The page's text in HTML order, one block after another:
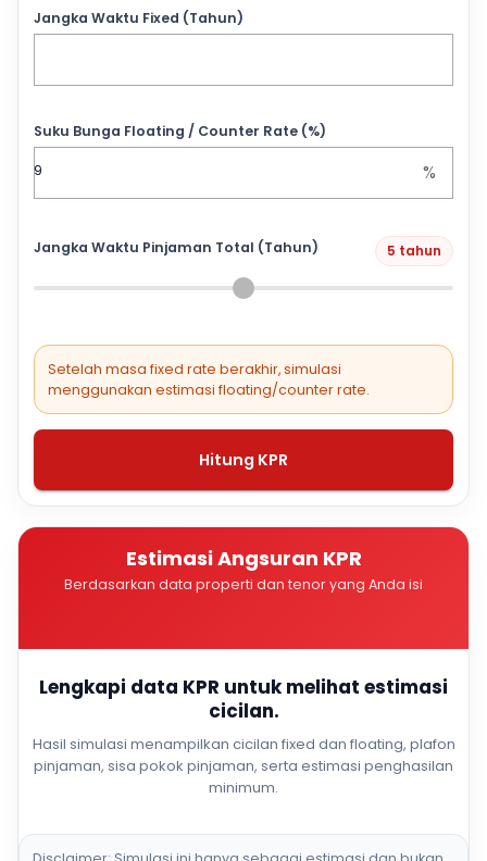
Jangka Waktu Fixed (Tahun)
Suku Bunga Floating / Counter Rate (%)
%
Jangka Waktu Pinjaman Total (Tahun) 5 tahun
Setelah masa fixed rate berakhir, simulasi
menggunakan estimasi floating/counter rate.
Hitung KPR
Estimasi Angsuran KPR
Berdasarkan data properti dan tenor yang Anda isi
Lengkapi data KPR untuk melihat estimasi
cicilan.
Hasil simulasi menampilkan cicilan fixed dan floating, plafon
pinjaman, sisa pokok pinjaman, serta estimasi penghasilan
minimum.